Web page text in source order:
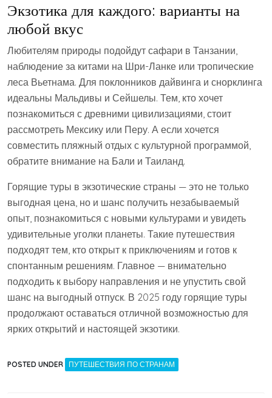
Экзотика для каждого: варианты на
любой вкус
Любителям природы подойдут сафари в Танзании,
наблюдение за китами на Шри-Ланке или тропические
леса Вьетнама. Для поклонников дайвинга и снорклинга
идеальны Мальдивы и Сейшелы. Тем, кто хочет
познакомиться с древними цивилизациями, стоит
рассмотреть Мексику или Перу. А если хочется
совместить пляжный отдых с культурной программой,
обратите внимание на Бали и Таиланд.
Горящие туры в экзотические страны — это не только
выгодная цена, но и шанс получить незабываемый
опыт, познакомиться с новыми культурами и увидеть
удивительные уголки планеты. Такие путешествия
подходят тем, кто открыт к приключениям и готов к
спонтанным решениям. Главное — внимательно
подходить к выбору направления и не упустить свой
шанс на выгодный отпуск. В 2025 году горящие туры
продолжают оставаться отличной возможностью для
ярких открытий и настоящей экзотики.
POSTED UNDER ПУТЕШЕСТВИЯ ПО СТРАНАМ